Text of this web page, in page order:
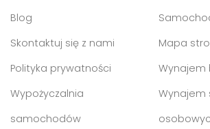
Blog
Skontaktuj się z nami
Polityka prywatności
Wypożyczalnia
samochodów
Mapa
Wynajem